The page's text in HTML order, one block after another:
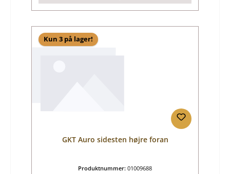
Kun 3 på lager!
GKT Auro sidesten højre foran
Produktnummer: 01009688